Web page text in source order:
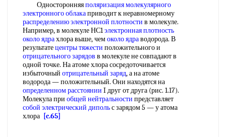
Односторонняяполяризация молекулярного
электронного облакаприводит к неравномерному
распределению электронной плотности в молекуле.
Например, в молекуле НС1электронная плотность
около ядрахлора выше, чемоколо ядраводорода. В
результатецентры тяжести положительного и
отрицательного зарядов в молекуле не совпадают в
одной точке. На атоме хлора сосредоточивается
избыточный отрицательный заряд, а на атоме
водорода — положительный. Они находятся на
определенном расстоянии I друг от друга (рис. 1.17).
Молекула при общей нейтральности представляет
собой электрический дипольс зарядом 5 — у атома
хлора [c.65]